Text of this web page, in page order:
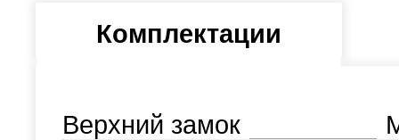
Комплектации
Верхний замок